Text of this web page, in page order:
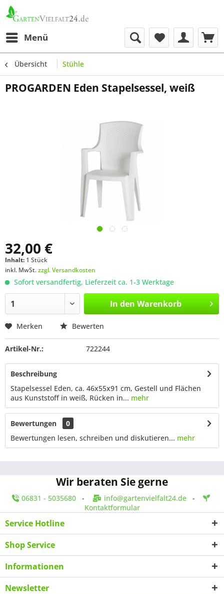
Menü
Übersicht Stühle
PROGARDEN Eden Stapelsessel, weiß
32,00 €
Inhalt: 1 Stück
inkl. MwSt.zzgl. Versandkosten
Sofort versandfertig, Lieferzeit ca. 1-3 Werktage
In den Warenkorb
Merken Bewerten
Artikel-Nr.: 722244
Beschreibung
Stapelsessel Eden, ca. 46x55x91 cm, Gestell und Flächen
aus Kunststoff in weiß, Rücken in... mehr
Bewertungen
0
Bewertungen lesen, schreiben und diskutieren... mehr
Wir beraten Sie gerne
06831 - 5035680- info@gartenvielfalt24.de-
Kontaktformular
Service Hotline
Shop Service
Informationen
Newsletter